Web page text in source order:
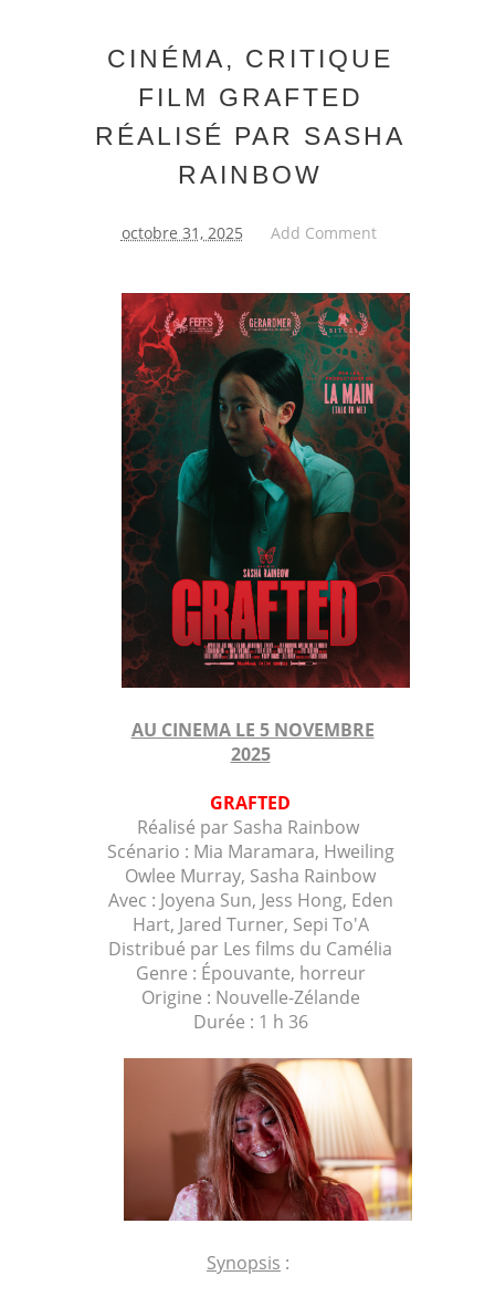
CINÉMA, CRITIQUE
FILM GRAFTED
RÉALISÉ PAR SASHA
RAINBOW
octobre 31, 2025 Add Comment
AU CINEMA LE 5 NOVEMBRE
2025
GRAFTED
Réalisé par Sasha Rainbow
Scénario : Mia Maramara, Hweiling
Owlee Murray, Sasha Rainbow
Avec : Joyena Sun, Jess Hong, Eden
Hart, Jared Turner, Sepi To'A
Distribué par Les films du Camélia
Genre : Épouvante, horreur
Origine : Nouvelle-Zélande
Durée : 1 h 36
Synopsis :